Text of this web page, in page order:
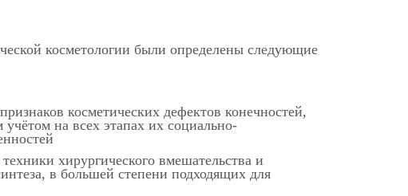
косметологии были определены следующие
косметических дефектов конечностей,
на всех этапах их социально-
хирургического вмешательства и
в большей степени подходящих для